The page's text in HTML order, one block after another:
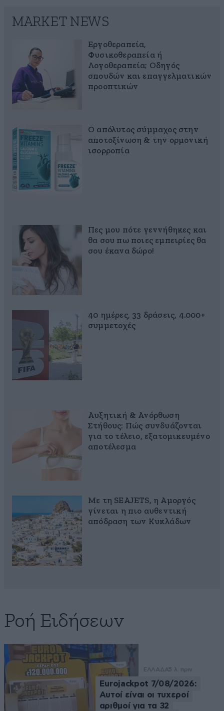
MARKET NEWS
Εργοθεραπεία,
Φυσικοθεραπεία ή
Λογοθεραπεία; Οδηγός
σπουδών και επαγγελματικών
προοπτικών
Ο απόλυτος σύμμαχος στην
αποτοξίνωση & την ορμονική
ισορροπία
Πες μου πότε γεννήθηκες και
θα σου πω ποιες εμπειρίες θα
σου έκανα δώρο!
40 ημέρες, 33 δράσεις, 4.000+
συμμετοχές
Αυξητική & Ανόρθωση
Στήθους: Πώς συνδυάζονται
για το τέλειο, εξατομικευμένο
αποτέλεσμα
Με τη SEAJETS, η Αμοργός
γίνεται η πιο αυθεντική
απόδραση των Κυκλάδων
Ροή Ειδήσεων
ΕΛΛΑΔΑ5 λ. πριν
Eurojackpot 7/08/2026:
Αυτοί είναι οι τυχεροί
αριθμοί για τα 32